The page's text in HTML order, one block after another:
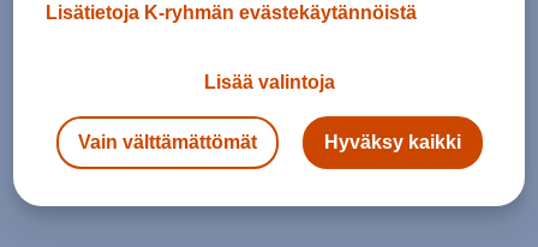
Lisätietoja K-ryhmän evästekäytännöistä
Lisää valintoja
Vain välttämättömät Hyväksy kaikki